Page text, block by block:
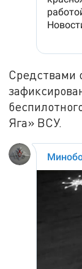
Средствами
Яга» ВСУ.